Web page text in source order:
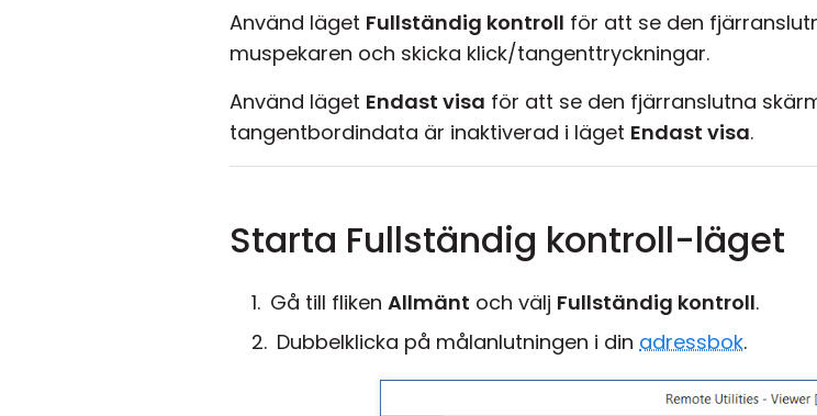
Använd läget Fullständig kontroll för att se den
muspekaren och skicka klick/tangenttryckningar.
Använd läget Endast visa för att se den fjärranslutna
tangentbordindata är inaktiverad i läget Endast visa.
Starta Fullständig kontroll-läget
Gå till fliken Allmänt och välj Fullständig kontroll.
Dubbelklicka på målanlutningen i din adressbok.